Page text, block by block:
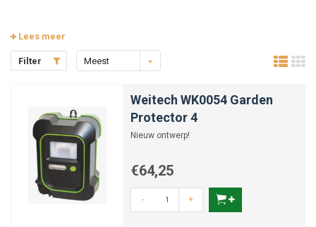
Lees meer
Filter
Meest
Weitech WK0054 Garden
Protector 4
Nieuw ontwerp!
€64,25
- +